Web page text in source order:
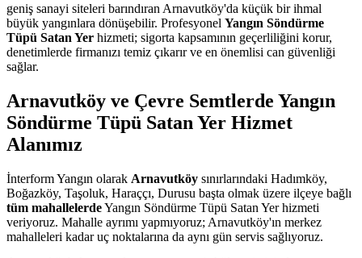
geniş sanayi siteleri barındıran Arnavutköy'da küçük bir ihmal
büyük yangınlara dönüşebilir. Profesyonel Yangın Söndürme
Tüpü Satan Yer hizmeti; sigorta kapsamının geçerliliğini korur,
denetimlerde firmanızı temiz çıkarır ve en önemlisi can güvenliği
sağlar.
Arnavutköy ve Çevre Semtlerde Yangın
Söndürme Tüpü Satan Yer Hizmet
Alanımız
İnterform Yangın olarak Arnavutköy sınırlarındaki Hadımköy,
Boğazköy, Taşoluk, Haraççı, Durusu başta olmak üzere ilçeye bağlı
tüm mahallelerdeYangın Söndürme Tüpü Satan Yer hizmeti
veriyoruz. Mahalle ayrımı yapmıyoruz; Arnavutköy'ın merkez
mahalleleri kadar uç noktalarına da aynı gün servis sağlıyoruz.